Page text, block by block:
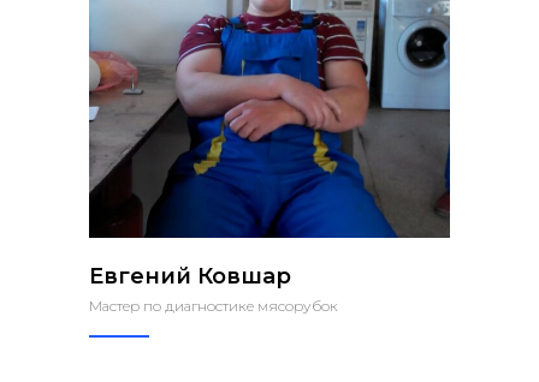
Евгений Ковшар
Мастер по диагностике мясорубок